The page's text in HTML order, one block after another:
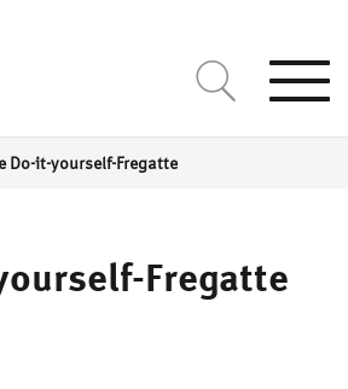
Do-it-yourself-Fregatte
Fregatte